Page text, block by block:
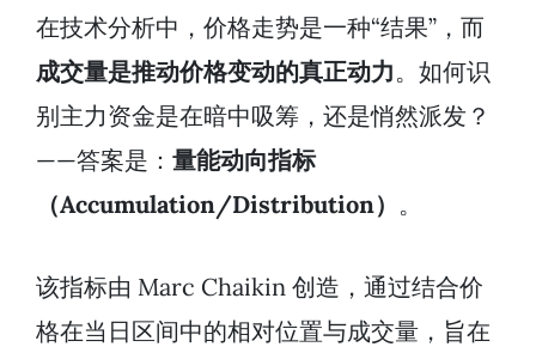
在技术分析中，价格走势是一种“结果”，而
成交量是推动价格变动的真正动力。如何识
别主力资金是在暗中吸筹，还是悄然派发？
——答案是： 量能动向指标
（Accumulation/Distribution） 。
该指标由 Marc Chaikin 创造，通过结合价
格在当日区间中的相对位置与成交量，旨在